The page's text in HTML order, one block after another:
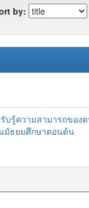
by:
บรู้ความสามารถขอ
มัธยมศึกษาตอนต้น